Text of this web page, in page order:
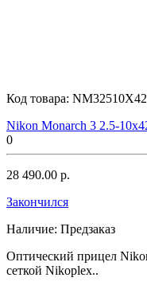
Код товара:
Nikon Monarch 3 2.5-
0
28 490.00 р.
Закончился
Наличие: Предзаказ
Оптический прицел
сеткой Nikoplex..